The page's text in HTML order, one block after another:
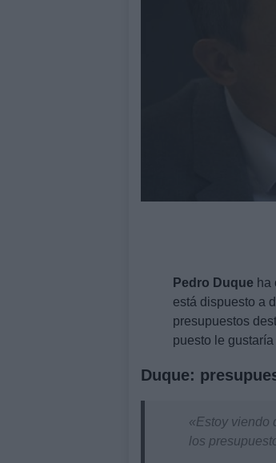
Pedro Duque ha
está dispuesto a
presupuestos
puesto le
Duque:
«Estoy viendo
los